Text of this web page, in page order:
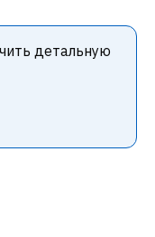
детальную